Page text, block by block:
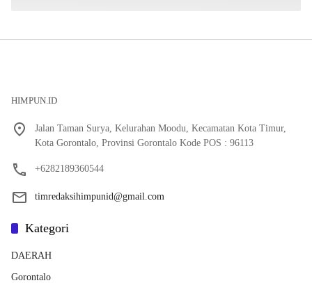
HIMPUN.ID
Jalan Taman Surya, Kelurahan Moodu, Kecamatan Kota Timur,
Kota Gorontalo, Provinsi Gorontalo Kode POS : 96113
+6282189360544
timredaksihimpunid@gmail.com
Kategori
DAERAH
Gorontalo